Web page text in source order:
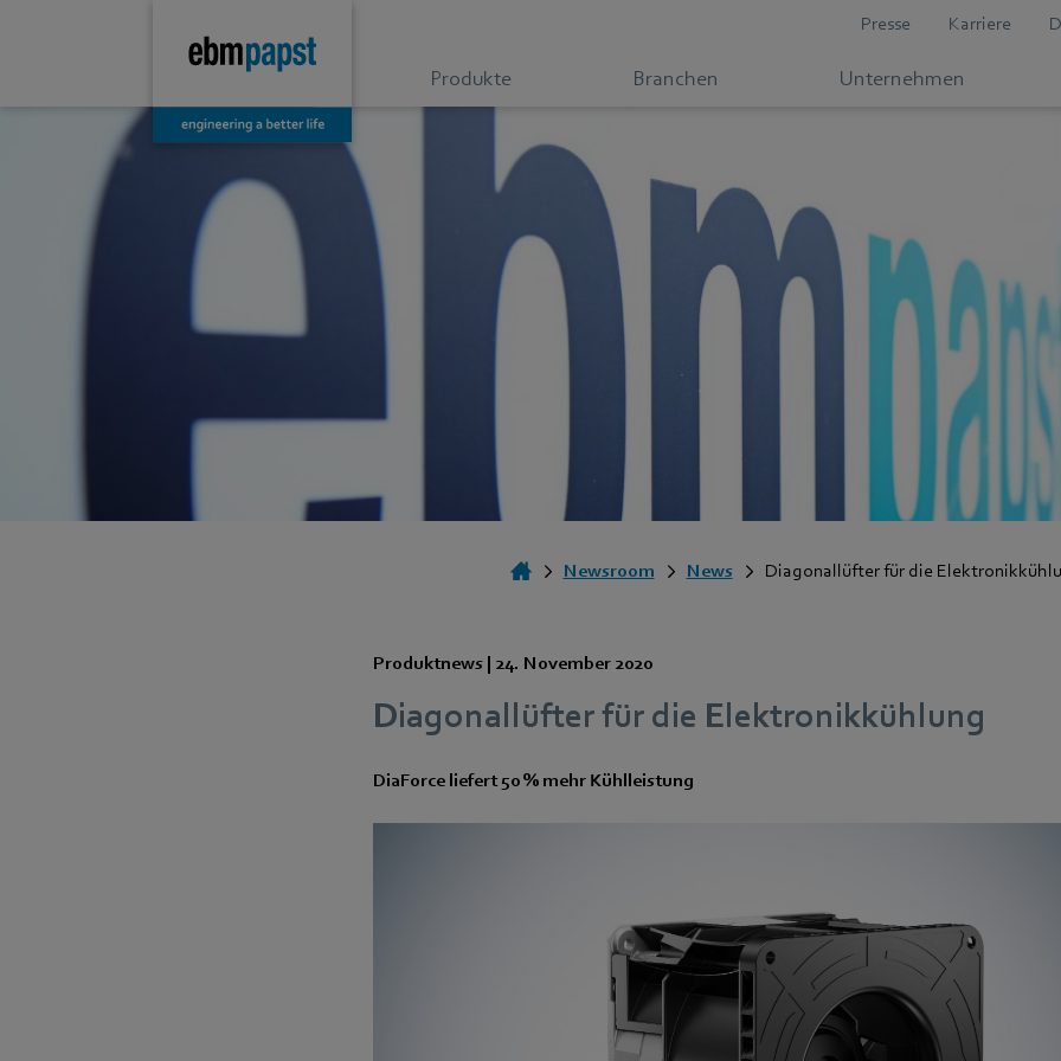
Presse Karriere
Produkte Branchen Unternehmen
Newsroom News Diagonallüfter für die
Produktnews | 24. November 2020
Diagonallüfter für die Elektronikkühlung
DiaForce liefert 50 % mehr Kühlleistung